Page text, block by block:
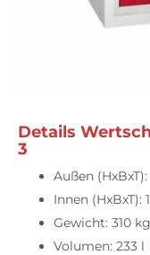
Details
3
Außen
Innen (HxBxT):
Gewicht: 310 kg
Volumen: 233 l